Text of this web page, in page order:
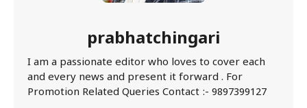
prabhatchingari
I am a passionate editor who loves to cover each
and every news and present it forward . For
Promotion Related Queries Contact :- 9897399127